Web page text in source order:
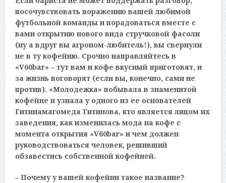
посочувствовать поражению вашей любимой
футбольной команды и порадоваться вместе с
вами открытию нового вида стручковой фасоли
(ну а вдруг вы агроном-любитель!), вы свернули
не в ту кофейню. Срочно направляйтесь в
«V60bar» – тут вам и кофе вкусный приготовят, и
за жизнь поговорят (если вы, конечно, сами не
против). «Молодежка» побывала в знаменитой
кофейне и узнала у одного из ее основателей
Гитинамагомеда Гитинова, кто является лицом их
заведения, как изменилась мода на кофе с
момента открытия «V60bar» и чем должен
руководствоваться человек, решивший
обзавестись собственной кофейней.
– Почему у вашей кофейни такое название?